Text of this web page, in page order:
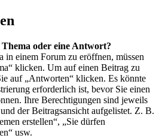
Thema oder eine Antwort?
in einem Forum zu eröffnen, müssen
klicken. Um auf einen Beitrag zu
auf „Antworten“ klicken. Es könnte
erforderlich ist, bevor Sie einen
Ihre Berechtigungen sind jeweils
der Beitragsansicht aufgelistet. Z. B.
erstellen“, „Sie dürfen
usw.